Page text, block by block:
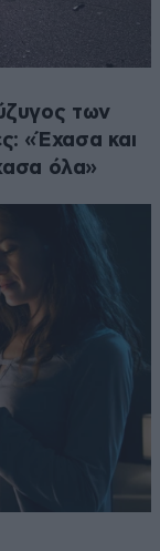
των
«Έχασα και
όλα»